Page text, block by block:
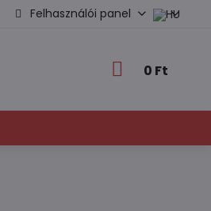
Felhasználói panel
0 Ft